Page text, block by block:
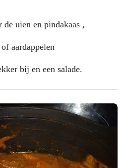
uien en pindakaas ,
aardappelen
bij en een salade.